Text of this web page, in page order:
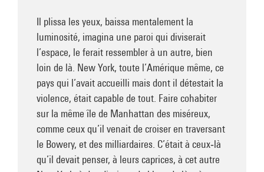
Il plissa les yeux, baissa mentalement la
luminosité, imagina une paroi qui diviserait
l’espace, le ferait ressembler à un autre, bien
loin de là. New York, toute l’Amérique même, ce
pays qui l’avait accueilli mais dont il détestait la
violence, était capable de tout. Faire cohabiter
sur la même île de Manhattan des miséreux,
comme ceux qu’il venait de croiser en traversant
le Bowery, et des milliardaires. C’était à ceux‑là
qu’il devait penser, à leurs caprices, à cet autre